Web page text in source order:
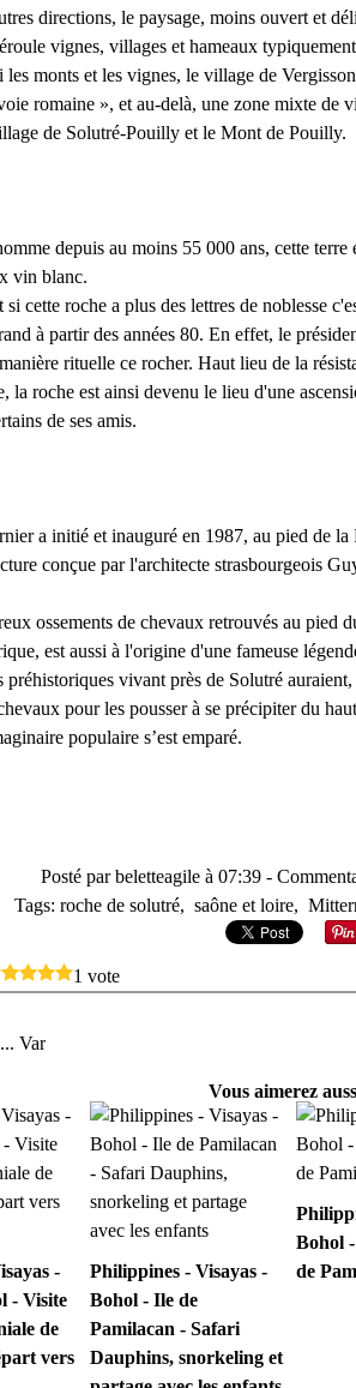
directions, le paysage, moins ouvert et
vignes, villages et hameaux
les monts et les vignes, le village de Vergisson
romaine », et au-delà, une zone mixte de
de Solutré-Pouilly et le Mont de Pouilly.
depuis au moins 55 000 ans, cette
vin blanc.
cette roche a plus des lettres de noblesse
à partir des années 80. En effet, le
rituelle ce rocher. Haut lieu de la
, la roche est ainsi devenu le lieu d'une
de ses amis.
a initié et inauguré en 1987, au pied de la
conçue par l'architecte strasbourgeois
ossements de chevaux retrouvés au pied
est aussi à l'origine d'une fameuse
préhistoriques vivant près de Solutré
pour les pousser à se précipiter du
populaire s’est emparé.
Posté par beletteagile à 07:39 -
Tags: roche de solutré, saône et loire,
1 vote
Var
Vous aimerez
-
- Visite
de
vers
Philippines - Visayas -
Bohol - Ile de
Pamilacan - Safari
Dauphins, snorkeling et
Bohol
de